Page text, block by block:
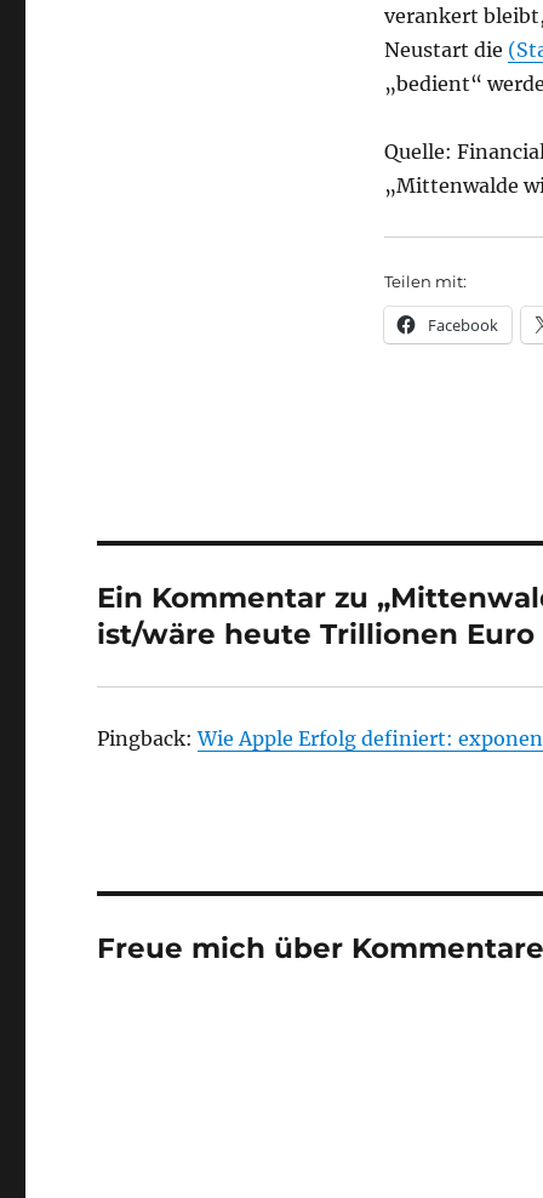
verankert
Neustart die
„bedient“
Quelle:
„Mittenwalde
Teilen mit:
Facebook
Ein Kommentar zu
ist/wäre heute Trillionen Euro
Pingback:Wie Apple Erfolg definiert:
Freue mich über